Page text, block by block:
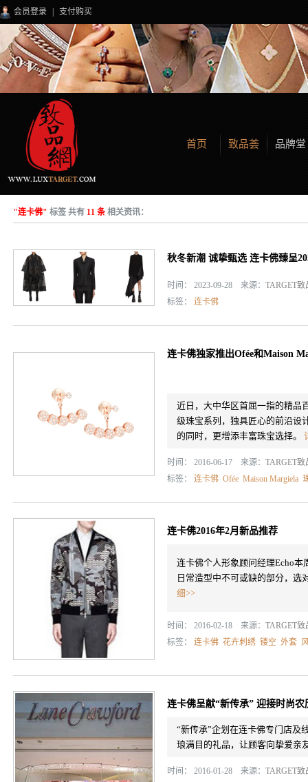
会员登录 支付购买
首页 致品荟 品牌堂
"连卡佛" 标签 共有 11 条相关资讯：
秋冬新潮 诚挚甄选 连卡佛臻呈
时间： 2023-09-28 来源： TARGET致
标签： 连卡佛
连卡佛独家推出Ofée和Maison
近日，大中华区首屈一指的精品
级珠宝系列，独具匠心的前沿设
的同时，更增添丰富珠宝选择。
时间： 2016-06-17 来源： TARGET致
标签： 连卡佛 Ofée Maison Margiela
连卡佛2016年2月新品推荐
连卡佛个人形象顾问经理Echo
日常造型中不可或缺的部分，
细>>
时间： 2016-02-18 来源： TARGET致
标签： 连卡佛 花卉刺绣 镂空 外套
连卡佛呈献“新传承” 迎接时尚农
“新传承”企划在连卡佛专门店及
琅满目的礼品，让顾客向挚爱亲
时间： 2016-01-28 来源： TARGET致